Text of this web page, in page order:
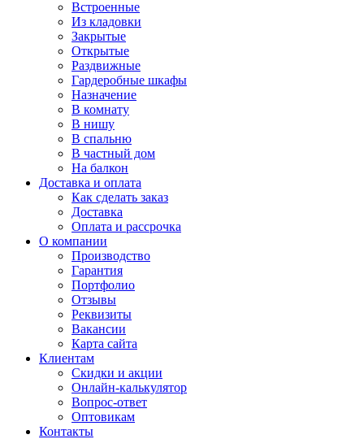
Встроенные
Из кладовки
Закрытые
Открытые
Раздвижные
Гардеробные шкафы
Назначение
В комнату
В нишу
В спальню
В частный дом
На балкон
Доставка и оплата
Как сделать заказ
Доставка
Оплата и рассрочка
О компании
Производство
Гарантия
Портфолио
Отзывы
Реквизиты
Вакансии
Карта сайта
Клиентам
Скидки и акции
Онлайн-калькулятор
Вопрос-ответ
Оптовикам
Контакты